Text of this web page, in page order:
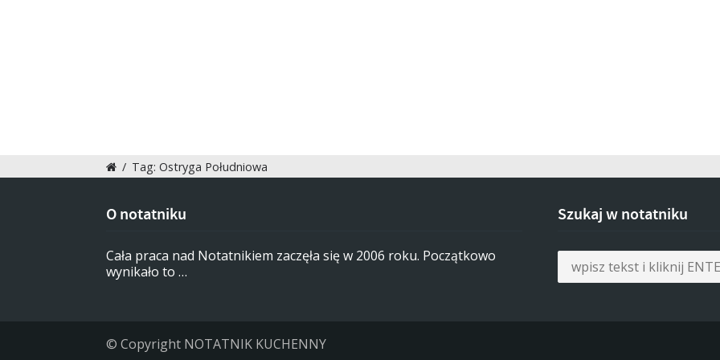
/ Tag: Ostryga Południowa
O notatniku
Cała praca nad Notatnikiem zaczęła się w 2006 roku. Początkowo
wynikało to …
Szukaj w notatniku
© Copyright NOTATNIK KUCHENNY